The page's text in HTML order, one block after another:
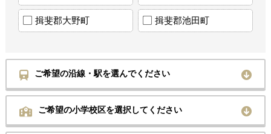
揖斐郡大野町 揖斐郡池田町
ご希望の沿線・駅を選んでください
ご希望の小学校区を選択してください